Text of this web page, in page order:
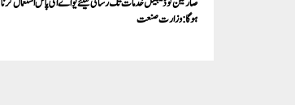
ہوگا:وزارت صنعت